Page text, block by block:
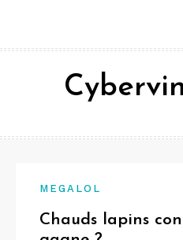
contenu
MEGALOL
Chauds lapins